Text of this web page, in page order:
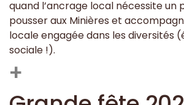
quand l’ancrage local nécessite un
pousser aux Minières et
locale engagée dans les diversités
sociale !).
+